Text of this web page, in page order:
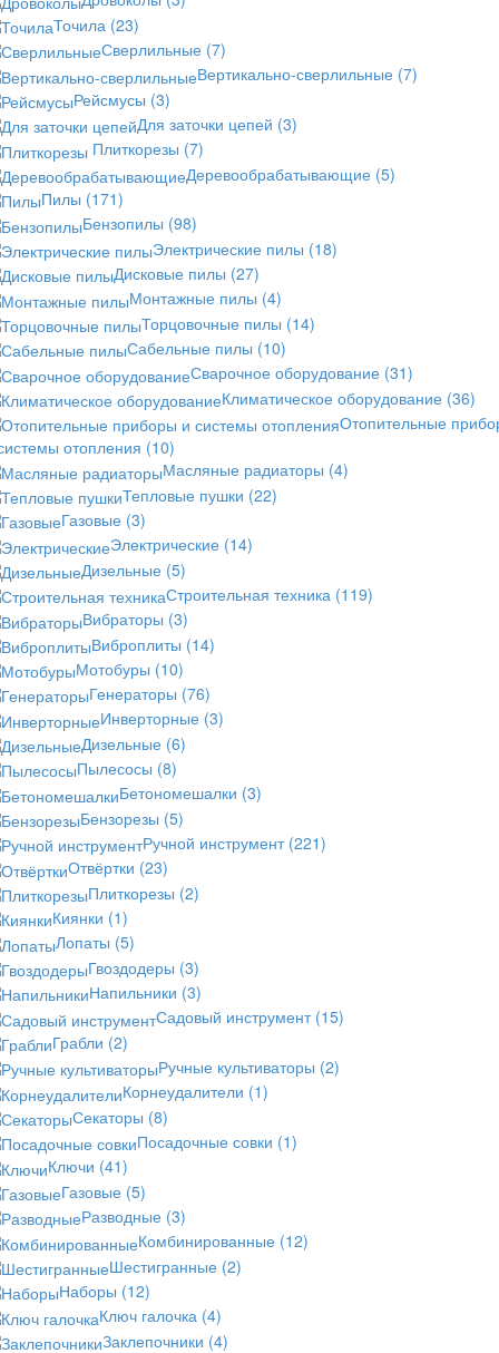
Точила (23)
Сверлильные (7)
Вертикально-сверлильные (7)
Рейсмусы (3)
Для заточки цепей (3)
Плиткорезы (7)
Деревообрабатывающие (5)
Пилы (171)
Бензопилы (98)
Электрические пилы (18)
Дисковые пилы (27)
Монтажные пилы (4)
Торцовочные пилы (14)
Сабельные пилы (10)
Сварочное оборудование (31)
Климатическое оборудование (36)
Отопительные
отопления (10)
Масляные радиаторы (4)
Тепловые пушки (22)
Газовые (3)
Электрические (14)
Дизельные (5)
Строительная техника (119)
Вибраторы (3)
Виброплиты (14)
Мотобуры (10)
Генераторы (76)
Инверторные (3)
Дизельные (6)
Пылесосы (8)
Бетономешалки (3)
Бензорезы (5)
Ручной инструмент (221)
Отвёртки (23)
Плиткорезы (2)
Киянки (1)
Лопаты (5)
Гвоздодеры (3)
Напильники (3)
Садовый инструмент (15)
Грабли (2)
Ручные культиваторы (2)
Корнеудалители (1)
Секаторы (8)
Посадочные совки (1)
Ключи (41)
Газовые (5)
Разводные (3)
Комбинированные (12)
Шестигранные (2)
Наборы (12)
Ключ галочка (4)
Заклепочники (4)